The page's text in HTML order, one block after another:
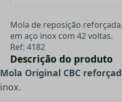
Mola de reposição
em aço inox com 42 voltas.
Ref: 4182
Descrição do produto
Mola Original CBC
inox.